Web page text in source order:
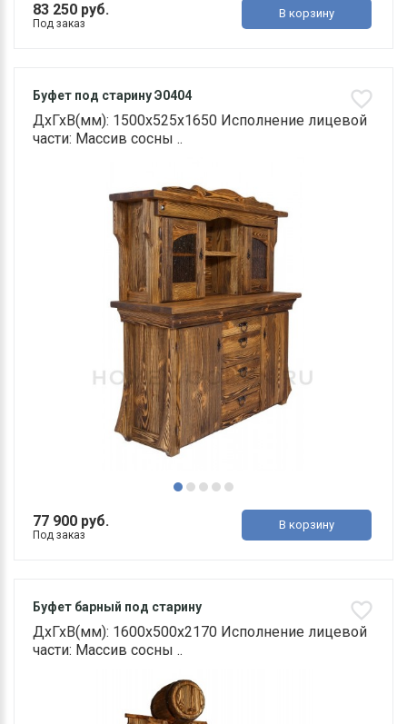
83 250 руб.
Под заказ
В корзину
Буфет под старину Э0404
ДхГхВ(мм): 1500х525х1650 Исполнение лицевой
части: Массив сосны ..
77 900 руб.
Под заказ
В корзину
Буфет барный под старину
ДхГхВ(мм): 1600х500х2170 Исполнение лицевой
части: Массив сосны ..